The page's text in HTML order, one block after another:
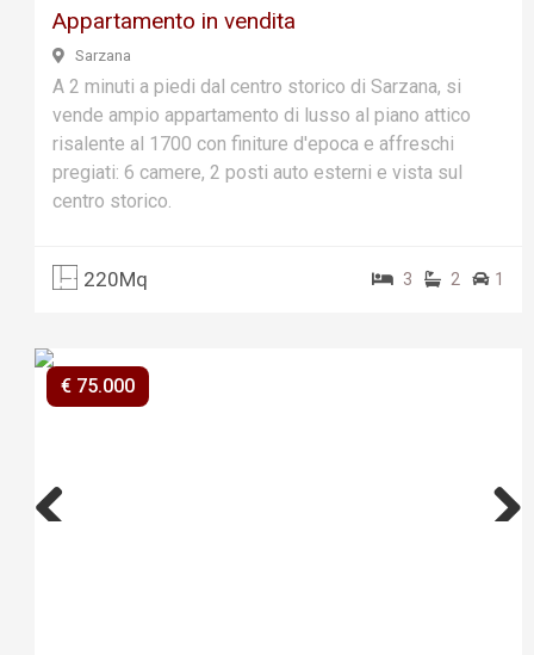
Appartamento in vendita
Sarzana
A 2 minuti a piedi dal centro storico di Sarzana, si
vende ampio appartamento di lusso al piano attico
risalente al 1700 con finiture d'epoca e affreschi
pregiati: 6 camere, 2 posti auto esterni e vista sul
centro storico.
220Mq 3 2 1
€ 75.000